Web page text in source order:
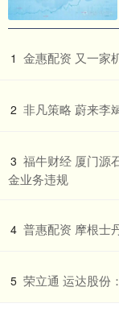
1 金惠配资 又一家
2 非凡策略 蔚来李
3 福牛财经 厦门源
金业务违规
4 普惠配资 摩根士
5 荣立通 运达股份